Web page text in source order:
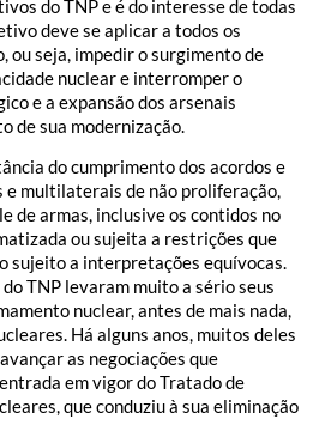
do TNP e é do interesse de todas
deve se aplicar a todos os
ou seja, impedir o surgimento de
nuclear e interromper o
e a expansão dos arsenais
de sua modernização.
do cumprimento dos acordos e
multilaterais de não proliferação,
de armas, inclusive os contidos no
ou sujeita a restrições que
sujeito a interpretações equívocas.
TNP levaram muito a sério seus
nuclear, antes de mais nada,
Há alguns anos, muitos deles
as negociações que
em vigor do Tratado de
que conduziu à sua eliminação